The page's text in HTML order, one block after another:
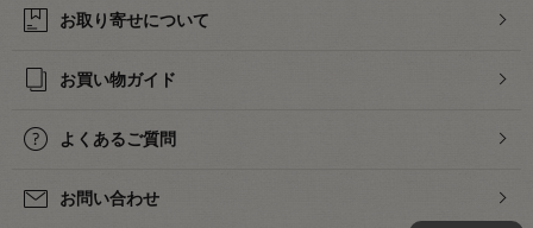
お取り寄せについて
お買い物ガイド
よくあるご質問
お問い合わせ